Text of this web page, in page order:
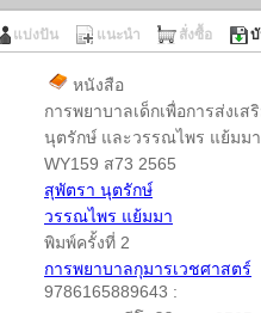
แบ่งปัน แนะนำ สั่งซื้อ
หนังสือ
การพยาบาลเด็กเพื่อการส่งเ
นุตรักษ์ และวรรณไพร แย้มมา
WY159 ส73 2565
สุพัตรา นุตรักษ์
วรรณไพร แย้มมา
พิมพ์ครั้งที่ 2
การพยาบาลกุมารเวชศาสตร์
9786165889643 :